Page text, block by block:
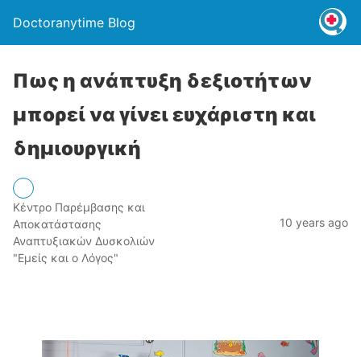
Doctoranytime Blog
Πως η ανάπτυξη δεξιοτήτων
μπορεί να γίνει ευχάριστη και
δημιουργική
Κέντρο Παρέμβασης και
Αποκατάστασης
Αναπτυξιακών Δυσκολιών
"Εμείς και ο Λόγος"
10 years ago